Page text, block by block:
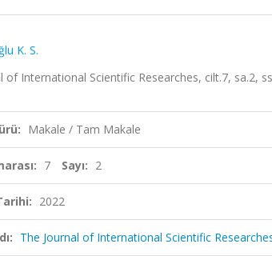
K. S.
of International Scientific Researches, cilt.7, sa.2,
Makale / Tam Makale
7 Sayı: 2
2022
The Journal of International Scientific